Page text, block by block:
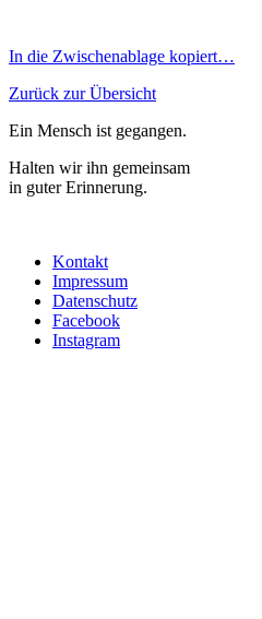
In die Zwischenablage kopiert…
Zurück zur Übersicht
Ein Mensch ist gegangen.
Halten wir ihn gemeinsam
in guter Erinnerung.
Kontakt
Impressum
Datenschutz
Facebook
Instagram